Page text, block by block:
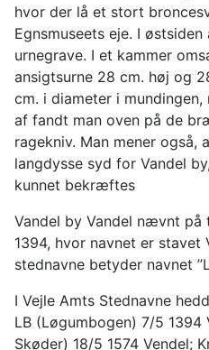
hvor der lå et stort
Egnsmuseets eje. I
urnegrave. I et kammer
ansigtsurne 28 cm. høj og
cm. i diameter i
af fandt man oven på de
ragekniv. Man mener også,
langdysse syd for Vandel
kunnet bekræftes
Vandel by Vandel nævnt på
1394, hvor navnet er stavet
stednavne betyder navnet
I Vejle Amts Stednavne
LB (Løgumbogen) 7/5 1394
Skøder) 18/5 1574 Vendel;